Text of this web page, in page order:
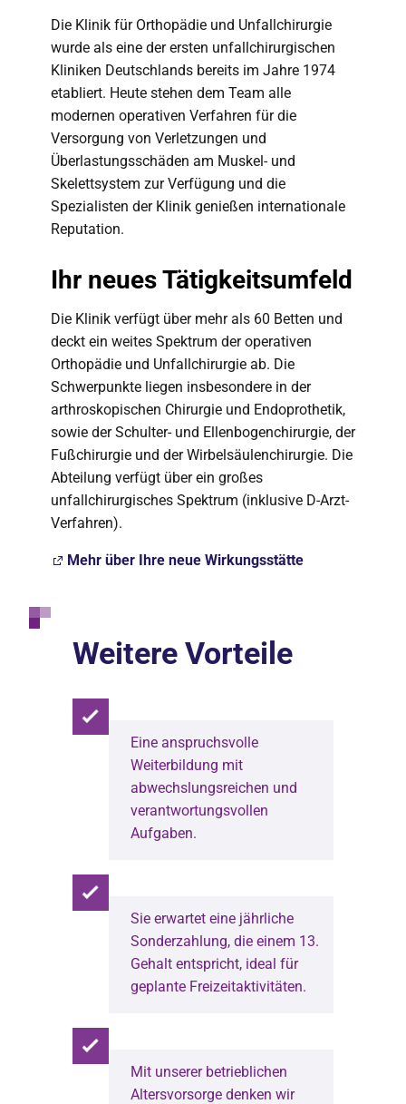
Die Klinik für Orthopädie und Unfallchirurgie
wurde als eine der ersten unfallchirurgischen
Kliniken Deutschlands bereits im Jahre 1974
etabliert. Heute stehen dem Team alle
modernen operativen Verfahren für die
Versorgung von Verletzungen und
Überlastungsschäden am Muskel- und
Skelettsystem zur Verfügung und die
Spezialisten der Klinik genießen internationale
Reputation.
Ihr neues Tätigkeitsumfeld
Die Klinik verfügt über mehr als 60 Betten und
deckt ein weites Spektrum der operativen
Orthopädie und Unfallchirurgie ab. Die
Schwerpunkte liegen insbesondere in der
arthroskopischen Chirurgie und Endoprothetik,
sowie der Schulter- und Ellenbogenchirurgie, der
Fußchirurgie und der Wirbelsäulenchirurgie. Die
Abteilung verfügt über ein großes
unfallchirurgisches Spektrum (inklusive D-Arzt-
Verfahren).
Mehr über Ihre neue Wirkungsstätte
Weitere Vorteile
Eine anspruchsvolle
Weiterbildung mit
abwechslungsreichen und
verantwortungsvollen
Aufgaben.
Sie erwartet eine jährliche
Sonderzahlung, die einem 13.
Gehalt entspricht, ideal für
geplante Freizeitaktivitäten.
Mit unserer betrieblichen
Altersvorsorge denken wir